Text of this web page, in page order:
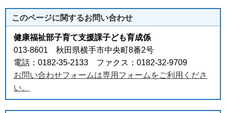
このページに関するお問い合わせ
健康福祉部子育て支援課子ども育成係
013-8601 秋田県横手市中央町8番2号
電話：0182-35-2133 ファクス：0182-32-9709
お問い合わせフォームは専用フォームをご利用くださ
い。